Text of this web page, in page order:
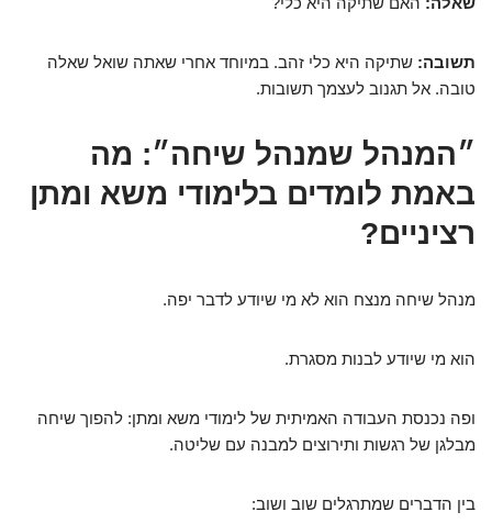
תשובה: שתיקה היא כלי זהב. במיוחד אחרי שאתה שואל שאלה
טובה. אל תגנוב לעצמך תשובות.
״המנהל שמנהל שיחה״: מה
באמת לומדים בלימודי משא ומתן
רציניים?
מנהל שיחה מנצח הוא לא מי שיודע לדבר יפה.
הוא מי שיודע לבנות מסגרת.
ופה נכנסת העבודה האמיתית של לימודי משא ומתן: להפוך שיחה
מבלגן של רגשות ותירוצים למבנה עם שליטה.
בין הדברים שמתרגלים שוב ושוב: